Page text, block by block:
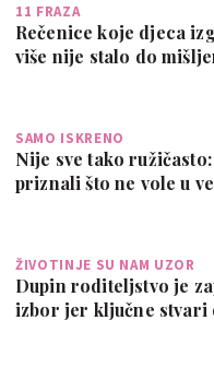
11 FRAZA
Rečenice koje djeca
više nije stalo do
SAMO ISKRENO
Nije sve tako
priznali što ne vole u
ŽIVOTINJE SU NAM UZOR
Dupin roditeljstvo je
izbor jer ključne